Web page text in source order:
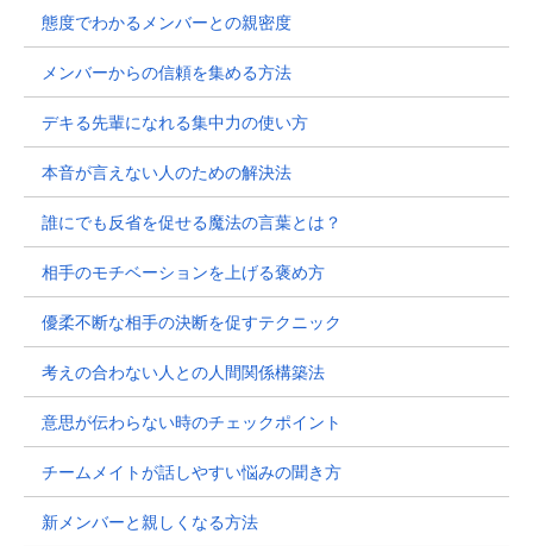
態度でわかるメンバーとの親密度
メンバーからの信頼を集める方法
デキる先輩になれる集中力の使い方
本音が言えない人のための解決法
誰にでも反省を促せる魔法の言葉とは？
相手のモチベーションを上げる褒め方
優柔不断な相手の決断を促すテクニック
考えの合わない人との人間関係構築法
意思が伝わらない時のチェックポイント
チームメイトが話しやすい悩みの聞き方
新メンバーと親しくなる方法